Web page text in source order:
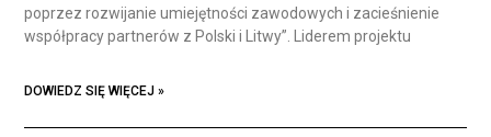
poprzez rozwijanie umiejętności zawodowych i zacieśnienie
współpracy partnerów z Polski i Litwy”. Liderem projektu
DOWIEDZ SIĘ WIĘCEJ »